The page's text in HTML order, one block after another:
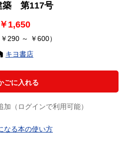
築 第117号
￥1,650
￥290 ～ ￥600）
キヨ書店
ごに入れる
加（ログインで利用可能）
なる本の使い方